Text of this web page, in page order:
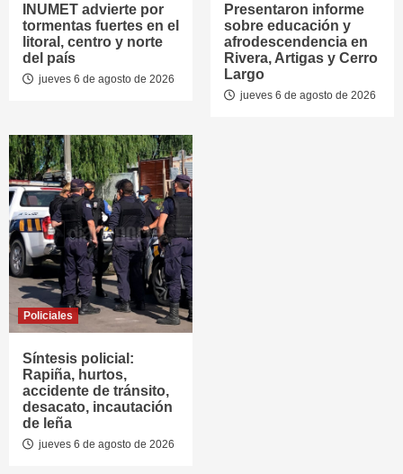
INUMET advierte por
tormentas fuertes en el
litoral, centro y norte
del país
jueves 6 de agosto de 2026
Presentaron informe
sobre educación y
afrodescendencia en
Rivera, Artigas y Cerro
Largo
jueves 6 de agosto de 2026
Policiales
Síntesis policial:
Rapiña, hurtos,
accidente de tránsito,
desacato, incautación
de leña
jueves 6 de agosto de 2026